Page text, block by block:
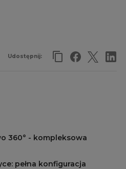
Udostępnij:
360° - kompleksowa
pełna konfiguracja